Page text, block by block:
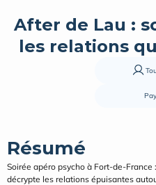
After de Lau :
les relations
Résumé
Soirée apéro psycho à Fort-de-
décrypte les relations épuisantes